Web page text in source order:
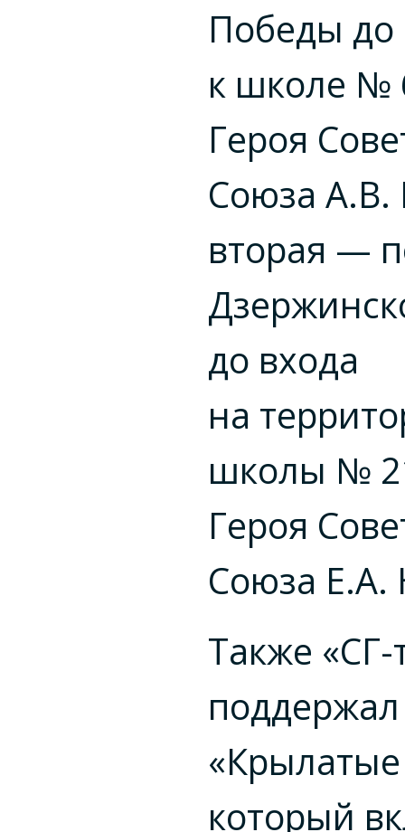
Победы до
к школе №
Героя
Союза А.В.
вторая —
до входа
на
школы №
Героя
Союза Е.А.
Также «СГ-
который